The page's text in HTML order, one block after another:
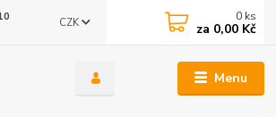
Menu
CZK 0 ks
za 0,00 Kč